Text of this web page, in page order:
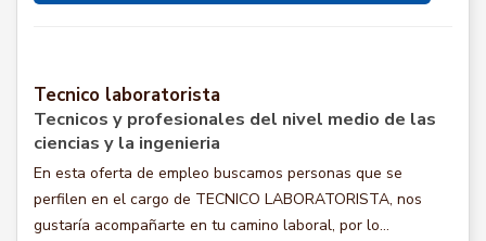
Tecnico laboratorista
Tecnicos y profesionales del nivel medio de las
ciencias y la ingenieria
En esta oferta de empleo buscamos personas que se
perfilen en el cargo de TECNICO LABORATORISTA, nos
gustaría acompañarte en tu camino laboral, por lo...